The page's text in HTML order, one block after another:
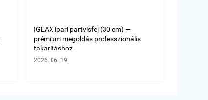
IGEAX ipari partvisfej (30 cm) —
prémium megoldás professzionális
takarításhoz.
2026. 06. 19.